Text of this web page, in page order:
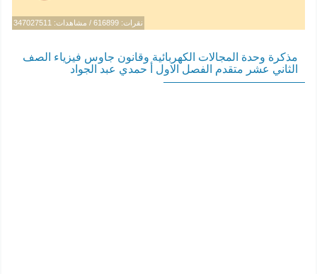
نقرات: 616899 / مشاهدات: 347027511
مذكرة وحدة المجالات الكهربائية وقانون جاوس فيزياء الصف
الثاني عشر متقدم الفصل الاول أ حمدي عبد الجواد